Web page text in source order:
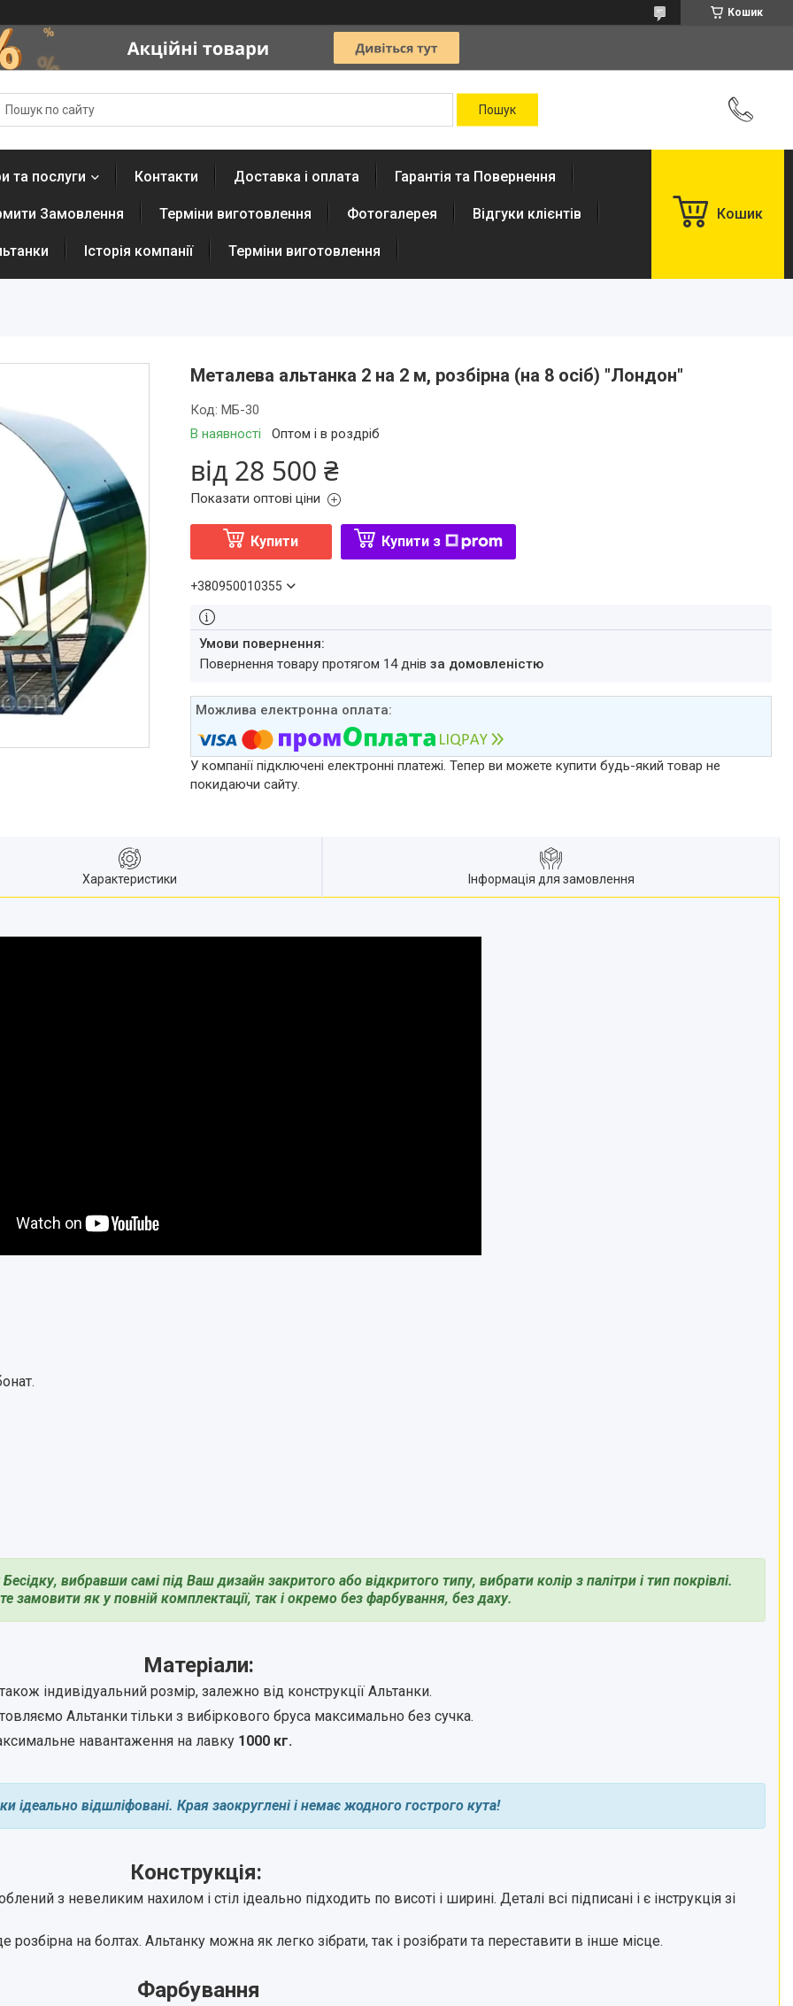
Кошик
та послуги Контакти Доставка і оплата Гарантія та Повернення
Замовлення Терміни виготовлення Фотогалерея Відгуки клієнтів
Історія компанії Терміни виготовлення
Кошик
Металева альтанка 2 на 2 м, розбірна (на 8 осіб) "Лондон"
В наявності Оптом і в роздріб
Код: МБ-30
від 28 500 ₴
Показати оптові ціни
Купити Купити з
+380950010355
повернення товару протягом 14 днів за домовленістю
У компанії підключені електронні платежі. Тепер ви можете купити будь-який товар не
покидаючи сайту.
Характеристики Інформація для замовлення
вибравши самі під Ваш дизайн закритого або відкритого типу, вибрати колір з палітри і тип покрівлі.
замовити як у повній комплектації, так і окремо без фарбування, без даху.
Матеріали:
індивідуальний розмір, залежно від конструкції Альтанки.
Альтанки тільки з вибіркового бруса максимально без сучка.
навантаження на лавку 1000 кг.
ідеально відшліфовані. Края заокруглені і немає жодного гострого кута!
Конструкція:
з невеликим нахилом і стіл ідеально підходить по висоті і ширині. Деталі всі підписані і є інструкція зі
на болтах. Альтанку можна як легко зібрати, так і розібрати та переставити в інше місце.
Фарбування